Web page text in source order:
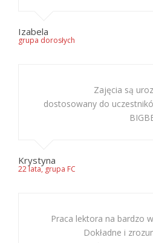
Izabela
grupa dorosłych
Zajęcia są
dostosowany do
Krystyna
22 lata, grupa FC
Praca lektora na bardzo
Dokładne i